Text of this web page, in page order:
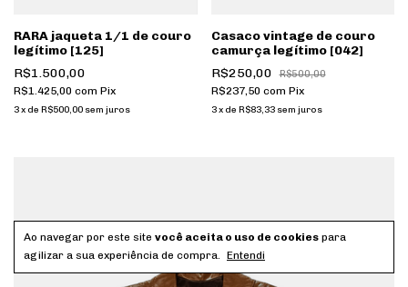
Ao navegar por este site você aceita o uso de cookies para
agilizar a sua experiência de compra. Entendi
RARA jaqueta 1/1 de couro
legítimo [125]
R$1.500,00
R$1.425,00 com Pix
3x de R$500,00 sem juros
Casaco vintage de couro
camurça legítimo [042]
R$250,00
R$500,00
R$237,50 com Pix
3 x de R$83,33 sem juros